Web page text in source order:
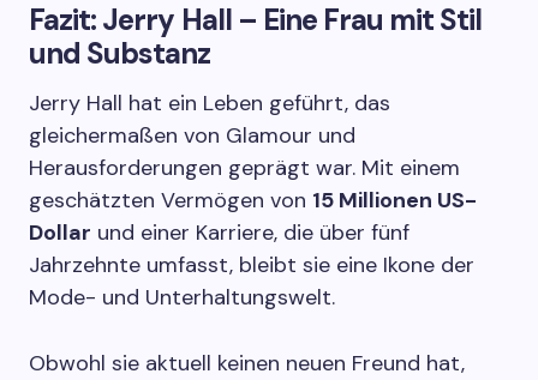
Fazit: Jerry Hall – Eine Frau mit Stil
und Substanz
Jerry Hall hat ein Leben geführt, das
gleichermaßen von Glamour und
Herausforderungen geprägt war. Mit einem
geschätzten Vermögen von 15 Millionen US-
Dollar und einer Karriere, die über fünf
Jahrzehnte umfasst, bleibt sie eine Ikone der
Mode- und Unterhaltungswelt.
Obwohl sie aktuell keinen neuen Freund hat,